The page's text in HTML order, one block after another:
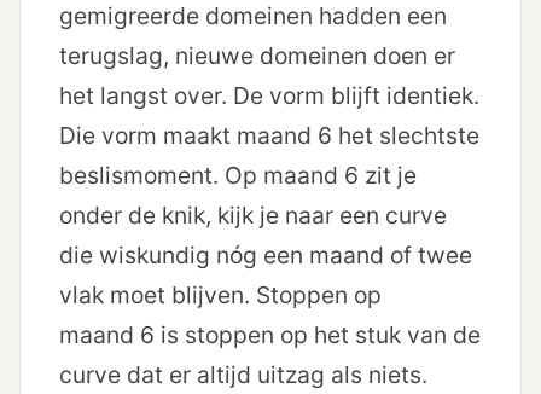
gemigreerde domeinen hadden een
terugslag, nieuwe domeinen doen er
het langst over. De vorm blijft identiek.
Die vorm maakt maand 6 het slechtste
beslismoment. Op maand 6 zit je
onder de knik, kijk je naar een curve
die wiskundig nóg een maand of twee
vlak moet blijven. Stoppen op
maand 6 is stoppen op het stuk van de
curve dat er altijd uitzag als niets.